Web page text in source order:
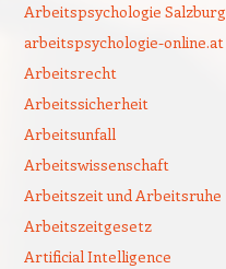
Arbeitspsychologie Salzburg
arbeitspsychologie-online.at
Arbeitsrecht
Arbeitssicherheit
Arbeitsunfall
Arbeitswissenschaft
Arbeitszeit und Arbeitsruhe
Arbeitszeitgesetz
Artificial Intelligence